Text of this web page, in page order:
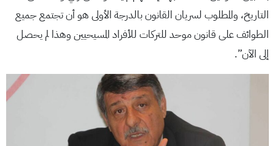
التاريخ، والمطلوب لسريان القانون بالدرجة الأولى هو أن تجتمع جميع
الطوائف على قانون موحد للتركات للأفراد المسيحيين وهذا لم يحصل
إلى الآن”.